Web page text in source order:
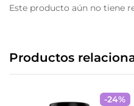
Este producto aún no tiene
Productos
-24%